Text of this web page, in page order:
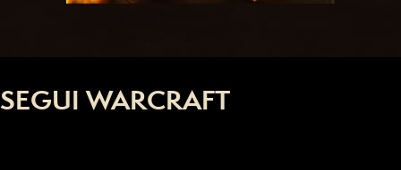
SEGUI WARCRAFT